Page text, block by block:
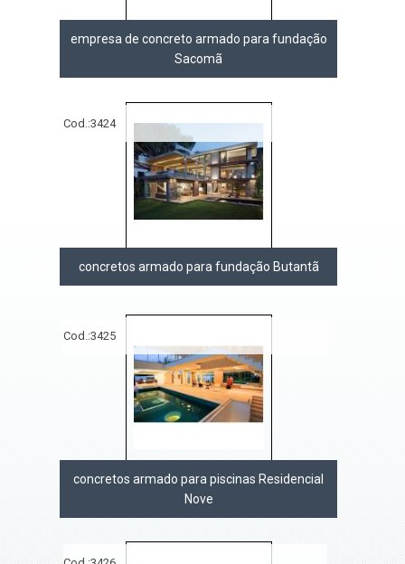
empresa de concreto armado para fundação
Sacomã
Cod.:3424
concretos armado para fundação Butantã
Cod.:3425
concretos armado para piscinas Residencial
Nove